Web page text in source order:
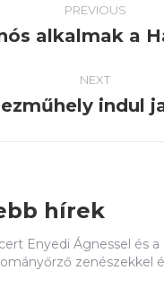
PREVIOUS
Previous
alkalmak a
NEXT
Next
indul
hírek
Enyedi Ágnessel és a
zenészekkel